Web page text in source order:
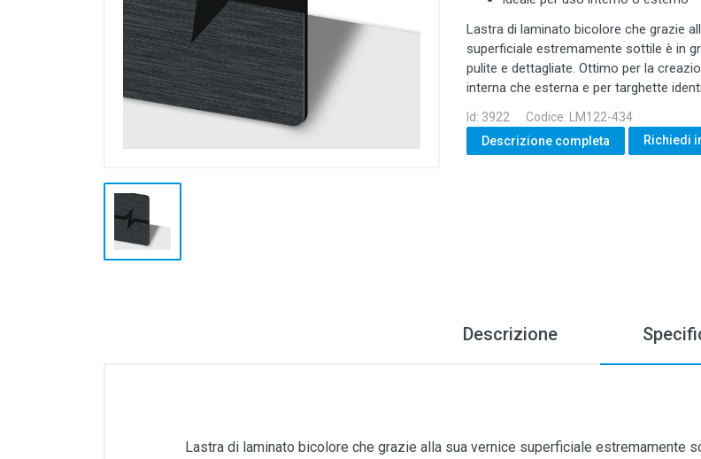
Plotter e Termopresse
Termoformatura
Altre Lavorazioni
Outlet e Offerte Speciali
Lastra di laminato bicolore che grazie
superficiale estremamente sottile è in
pulite e dettagliate. Ottimo per la
interna che esterna e per targhette
Id: 3922
Codice: LM122-434
Descrizione completa
Richiedi
Descrizione
Lastra di laminato bicolore che grazie alla sua vernice superficiale estremamente